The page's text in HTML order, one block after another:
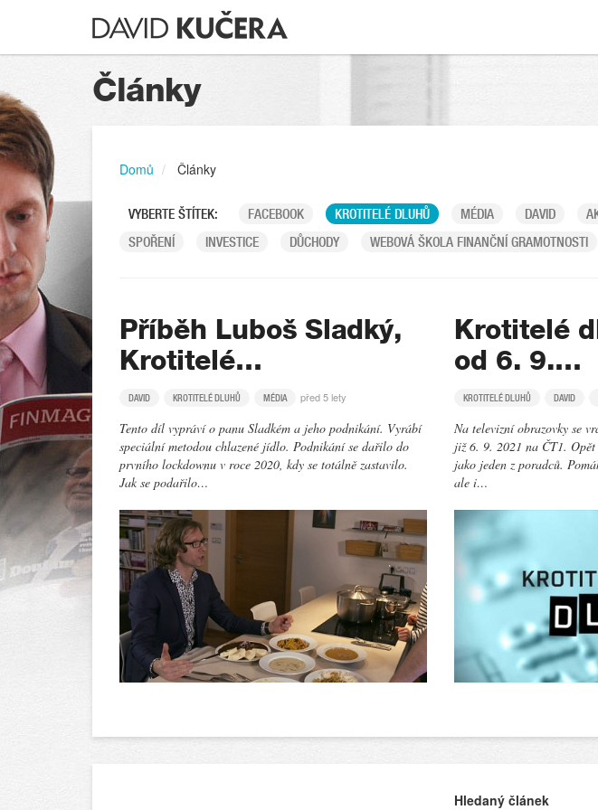
Články
Domů Články
VYBERTE ŠTÍTEK: FACEBOOK KROTITELÉ DLUHŮ MÉDIA DAVID
SPOŘENÍ
INVESTICE DŮCHODY WEBOVÁ ŠKOLA FINANČNÍ GRAMOTNOSTI
Příběh Luboš Sladký,
Krotitelé…
DAVID KROTITELÉ DLUHŮ MÉDIA před 5 lety
Tento díl vypráví o panu Sladkém a jeho podnikání. Vyrábí
speciální metodou chlazené jídlo. Podnikání se dařilo do
prvního lockdownu v roce 2020, kdy se totálně zastavilo.
Jak se podařilo…
Krotitelé
od 6. 9.…
KROTITELÉ DLUHŮ DAVID
Na televizní obrazovky se
již 6. 9. 2021 na ČT1.
jako jeden z poradců.
ale i…
Hledaný článek